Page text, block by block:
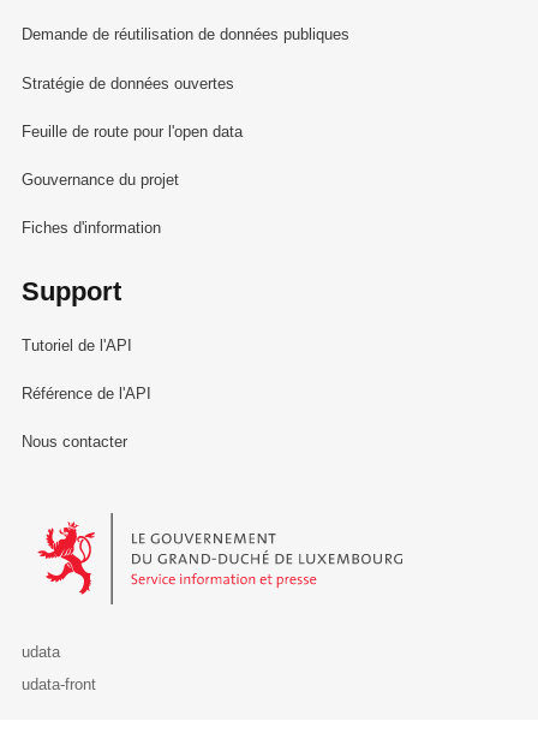
Demande de réutilisation de données publiques
Stratégie de données ouvertes
Feuille de route pour l'open data
Gouvernance du projet
Fiches d'information
Support
Tutoriel de l'API
Référence de l'API
Nous contacter
Le Gouvernement du Grand-Duché de Luxembourg - Service
udata
udata-front